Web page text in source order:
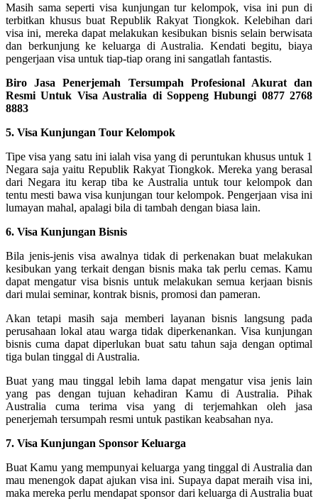
Masih sama seperti visa kunjungan tur kelompok, visa ini pun di
terbitkan khusus buat Republik Rakyat Tiongkok. Kelebihan dari
visa ini, mereka dapat melakukan kesibukan bisnis selain berwisata
dan berkunjung ke keluarga di Australia. Kendati begitu, biaya
pengerjaan visa untuk tiap-tiap orang ini sangatlah fantastis.
Biro Jasa Penerjemah Tersumpah Profesional Akurat dan
Resmi Untuk Visa Australia di Soppeng Hubungi 0877 2768
8883
5. Visa Kunjungan Tour Kelompok
Tipe visa yang satu ini ialah visa yang di peruntukan khusus untuk 1
Negara saja yaitu Republik Rakyat Tiongkok. Mereka yang berasal
dari Negara itu kerap tiba ke Australia untuk tour kelompok dan
tentu mesti bawa visa kunjungan tour kelompok. Pengerjaan visa ini
lumayan mahal, apalagi bila di tambah dengan biasa lain.
6. Visa Kunjungan Bisnis
Bila jenis-jenis visa awalnya tidak di perkenakan buat melakukan
kesibukan yang terkait dengan bisnis maka tak perlu cemas. Kamu
dapat mengatur visa bisnis untuk melakukan semua kerjaan bisnis
dari mulai seminar, kontrak bisnis, promosi dan pameran.
Akan tetapi masih saja memberi layanan bisnis langsung pada
perusahaan lokal atau warga tidak diperkenankan. Visa kunjungan
bisnis cuma dapat diperlukan buat satu tahun saja dengan optimal
tiga bulan tinggal di Australia.
Buat yang mau tinggal lebih lama dapat mengatur visa jenis lain
yang pas dengan tujuan kehadiran Kamu di Australia. Pihak
Australia cuma terima visa yang di terjemahkan oleh jasa
penerjemah tersumpah resmi untuk pastikan keabsahan nya.
7. Visa Kunjungan Sponsor Keluarga
Buat Kamu yang mempunyai keluarga yang tinggal di Australia dan
mau menengok dapat ajukan visa ini. Supaya dapat meraih visa ini,
maka mereka perlu mendapat sponsor dari keluarga di Australia buat